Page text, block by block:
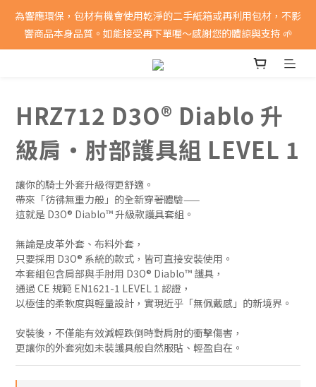
消費滿5000即享免運費
為響應環保，包材有機會使用乾淨的二手紙箱或再利用包材，不影
響商品本身品質。如能接受再下單喔～感謝您的體諒與支持 🌱
消費滿5000即享免運費
HRZ712 D3O® Diablo 升
級肩・肘部護具組 LEVEL 1
讓你的騎士外套升級得更舒適。
帶來「彷彿無重力般」的全新穿著體驗——
這就是 D3O® Diablo™ 升級款護具套組。
無論是皮革外套、布料外套，
只要採用 D3O® 系統的款式，皆可直接安裝使用。
本套組包含肩部與手肘用 D3O® Diablo™ 護具，
通過 CE 規範 EN1621-1 LEVEL 1 認證，
以極佳的柔軟度與輕量設計，實現近乎「無佩戴感」的新境界。
安裝後，不僅能有效減輕跌倒時對肩肘的衝擊傷害，
更讓你的外套宛如未裝護具般自然服貼、輕盈自在。